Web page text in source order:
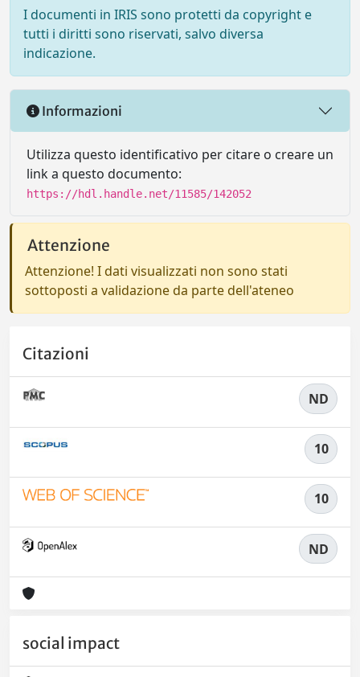
I documenti in IRIS sono protetti da copyright e
tutti i diritti sono riservati, salvo diversa
indicazione.
Informazioni
Utilizza questo identificativo per citare o creare un
link a questo documento:
https://hdl.handle.net/11585/142052
Attenzione
Attenzione! I dati visualizzati non sono stati
sottoposti a validazione da parte dell'ateneo
Citazioni
ND
10
10
ND
social impact